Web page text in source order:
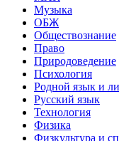
Музыка
ОБЖ
Обществознание
Право
Природоведение
Психология
Родной язык и
Русский язык
Технология
Физика
Физкультура и